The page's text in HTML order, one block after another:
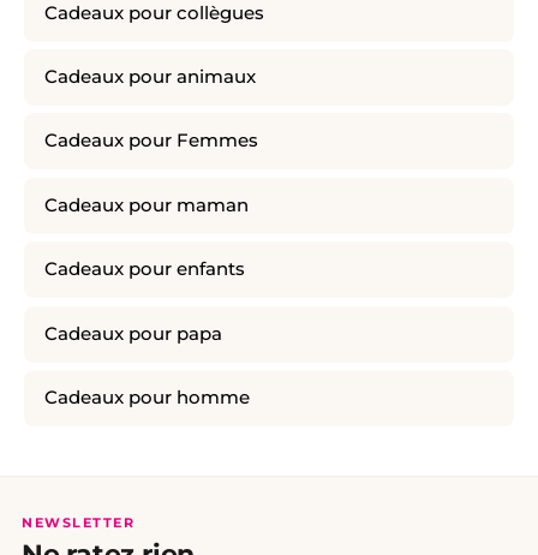
Cadeaux pour collègues
Cadeaux pour animaux
Cadeaux pour Femmes
Cadeaux pour maman
Cadeaux pour enfants
Cadeaux pour papa
Cadeaux pour homme
NEWSLETTER